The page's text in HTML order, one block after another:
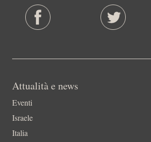
Attualità e news
Eventi
Israele
Italia